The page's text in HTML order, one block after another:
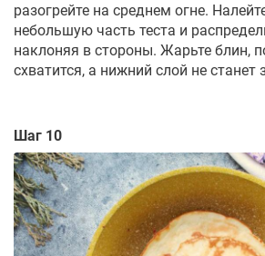
разогрейте на среднем огне.
небольшую часть теста и
наклоняя в стороны. Жарьте блин,
схватится, а нижний слой не станет
Шаг 10